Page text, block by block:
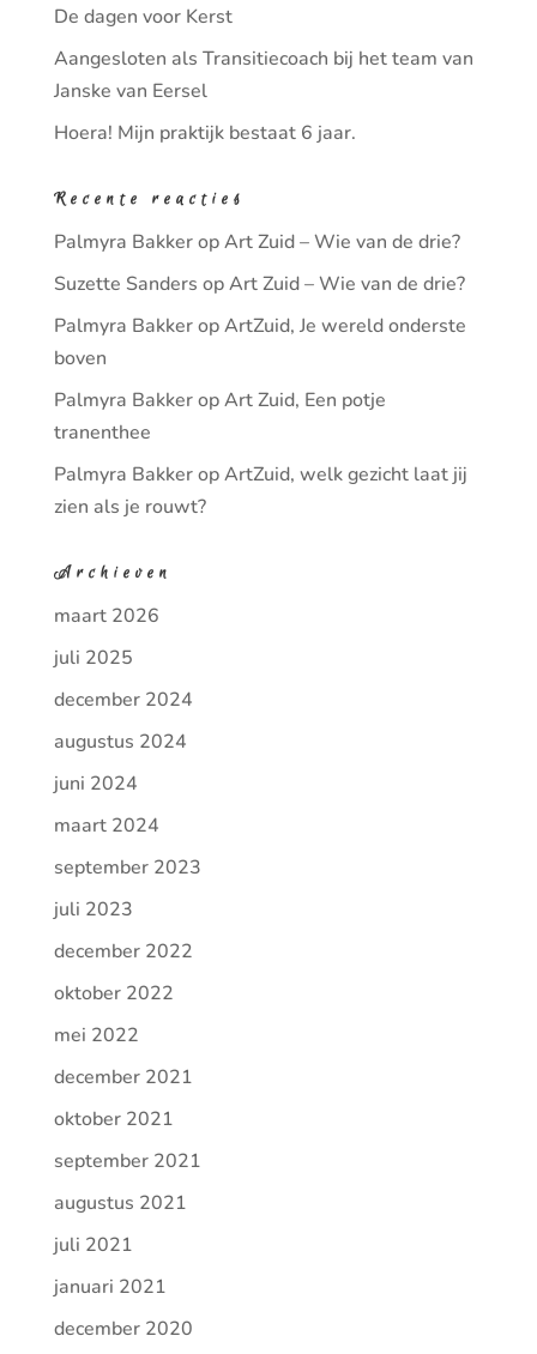
De dagen voor Kerst
Aangesloten als Transitiecoach bij het team van
Janske van Eersel
Hoera! Mijn praktijk bestaat 6 jaar.
Recente reacties
Palmyra BakkeropArt Zuid – Wie van de drie?
Suzette Sanders opArt Zuid – Wie van de drie?
Palmyra BakkeropArtZuid, Je wereld onderste
boven
Palmyra BakkeropArt Zuid, Een potje
tranenthee
Palmyra BakkeropArtZuid, welk gezicht laat jij
zien als je rouwt?
Archieven
maart 2026
juli 2025
december 2024
augustus 2024
juni 2024
maart 2024
september 2023
juli 2023
december 2022
oktober 2022
mei 2022
december 2021
oktober 2021
september 2021
augustus 2021
juli 2021
januari 2021
december 2020